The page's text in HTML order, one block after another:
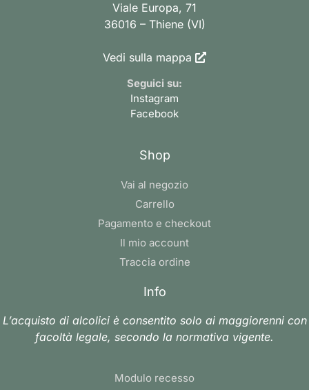
Viale Europa, 71
36016 – Thiene (VI)
Vedi sulla mappa
Seguici su:
Instagram
Facebook
Shop
Vai al negozio
Carrello
Pagamento e checkout
Il mio account
Traccia ordine
Info
L’acquisto di alcolici è consentito solo ai maggiorenni con
facoltà legale, secondo la normativa vigente.
Modulo recesso